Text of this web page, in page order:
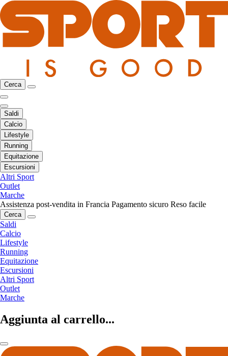
Cerca
Saldi
Calcio
Lifestyle
Running
Equitazione
Escursioni
Altri Sport
Outlet
Marche
Assistenza post-vendita in Francia Pagamento sicuro Reso facile
Cerca
Saldi
Calcio
Lifestyle
Running
Equitazione
Escursioni
Altri Sport
Outlet
Marche
Aggiunta al carrello...